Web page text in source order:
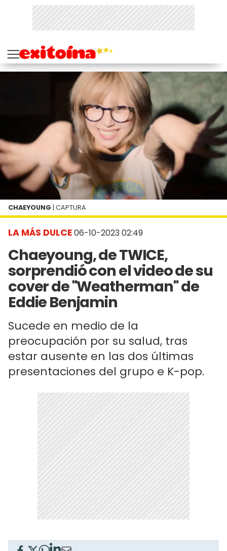
LA MÁS DULCE06-10-2023 02:49
Chaeyoung, de TWICE,
sorprendió con el video de su
cover de "Weatherman" de
Eddie Benjamin
Sucede en medio de la
preocupación por su salud, tras
estar ausente en las dos últimas
presentaciones del grupo e K-pop.
CHAEYOUNG | CAPTURA